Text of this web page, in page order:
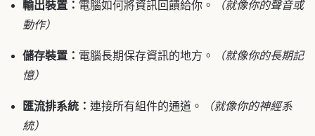
輸出裝置： 電腦如何將資訊回饋給你。
（就像你的聲音或
動作）
儲存裝置： 電腦長期保存資訊的地方。
（就像你的長期記
憶）
匯流排系統： 連接所有組件的通道。
（就像你的神經系
統）